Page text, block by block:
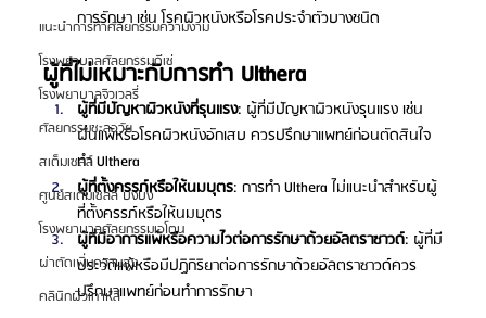
แนะนำการทำศัลยกรรมความงาม
โรงพยาบาลศัลยกรรมดีเซ่
โรงพยาบาลจิวเวลรี่
ศัลยกรรมชะลอวัย
สเต็มเซลล์
ศูนย์สเต็มเซลล์ บงบง
โรงพยาบาลศัลยกรรมเอโตน
ผ่าตัดเพิ่มความสูง
คลินิกผิวเกาหลี
การรักษา เช่น โรคผิวหนังหรือโรคประจำตัวบางชนิด
ผู้ที่ไม่เหมาะกับการทำ Ulthera
ผู้ที่มีปัญหาผิวหนังที่รุนแรง: ผู้ที่มีปัญหาผิวหนังรุนแรง เช่น
ผื่นแพ้หรือโรคผิวหนังอักเสบ ควรปรึกษาแพทย์ก่อนตัดสินใจ
ทำ Ulthera
ผู้ที่ตั้งครรภ์หรือให้นมบุตร: การทำ Ulthera ไม่แนะนำสำหรับผู้
ที่ตั้งครรภ์หรือให้นมบุตร
ผู้ที่มีอาการแพ้หรือความไวต่อการรักษาด้วยอัลตราซาวด์: ผู้ที่มี
ประวัติแพ้หรือมีปฏิกิริยาต่อการรักษาด้วยอัลตราซาวด์ควร
ปรึกษาแพทย์ก่อนทำการรักษา